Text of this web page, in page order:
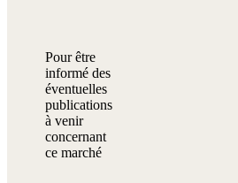
Pour être
informé des
éventuelles
publications
à venir
concernant
ce marché